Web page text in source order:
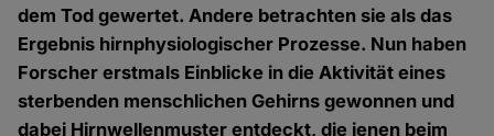
dem Tod gewertet. Andere betrachten sie als das
Ergebnis hirnphysiologischer Prozesse. Nun haben
Forscher erstmals Einblicke in die Aktivität eines
sterbenden menschlichen Gehirns gewonnen und
dabei Hirnwellenmuster entdeckt, die jenen beim